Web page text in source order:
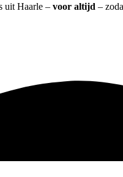
uit Haarle – voor altijd –